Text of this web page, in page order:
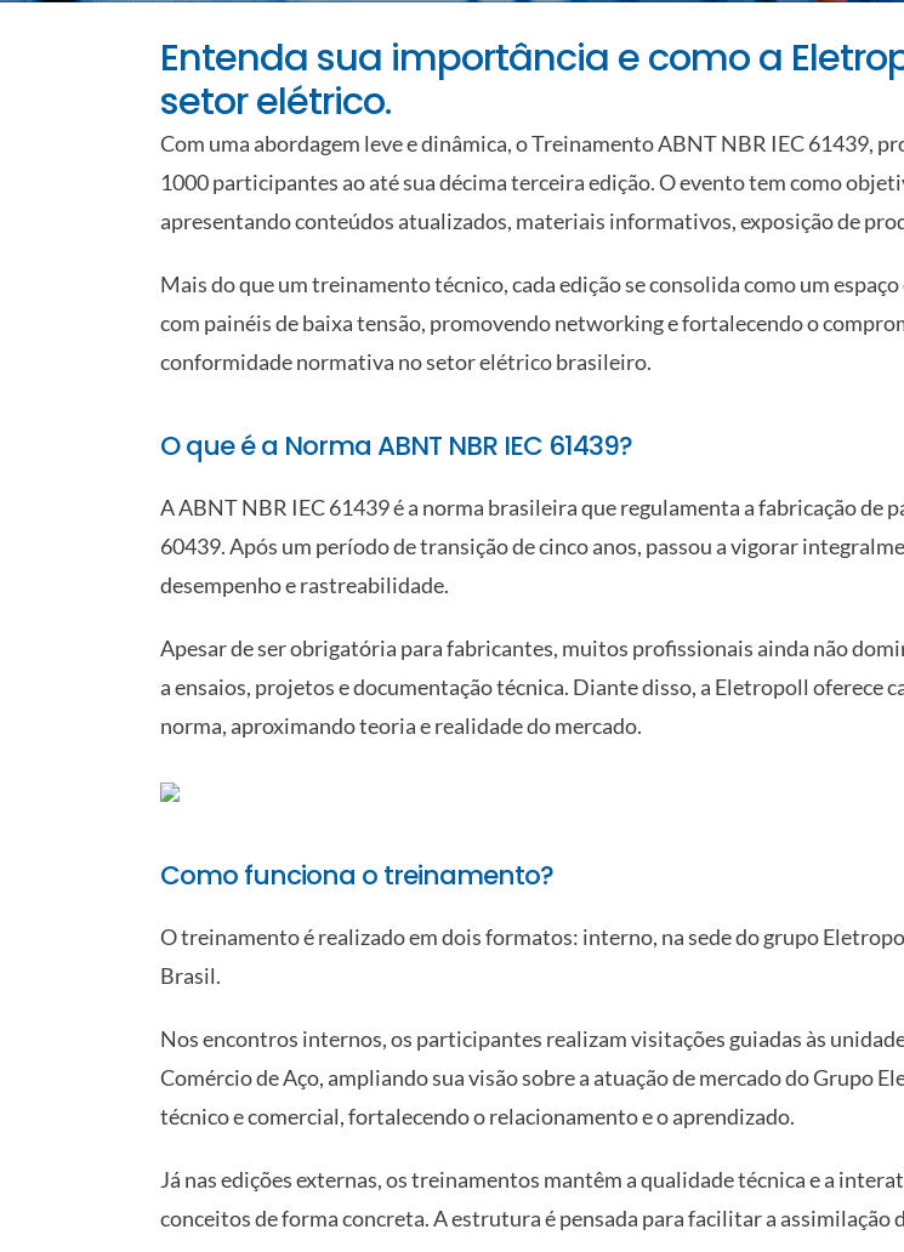
Entenda sua importância e como a
setor elétrico.
Com uma abordagem leve e dinâmica, oTreinamento ABNT NBR IEC 61439,
1000 participantesao até sua décima terceira edição. O evento tem como
apresentando conteúdos atualizados, materiais informativos, exposição de
Mais do que um treinamento técnico, cada edição se consolida como um
com painéis de baixa tensão, promovendo networking e fortalecendo o
conformidade normativa no setor elétrico brasileiro.
O que é a Norma ABNT NBR IEC 61439?
A ABNT NBR IEC 61439 é a norma brasileira que regulamenta a fabricação
60439. Após um período de transição de cinco anos, passou a vigorar
desempenho e rastreabilidade.
Apesar de ser obrigatória para fabricantes, muitos profissionais ainda não
a ensaios, projetos e documentação técnica. Diante disso, a Eletropoll oferece
norma, aproximando teoria e realidade do mercado.
Como funciona o treinamento?
O treinamento é realizado em dois formatos: interno, na sede do grupo
Brasil.
Nos encontros internos, os participantes realizam visitações guiadas às
Comércio de Aço, ampliando sua visão sobre a atuação de mercado do Grupo
técnico e comercial, fortalecendo o relacionamento e o aprendizado.
Já nas edições externas, os treinamentos mantêm a qualidade técnica e a
conceitos de forma concreta. A estrutura é pensada para facilitar a